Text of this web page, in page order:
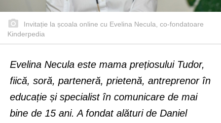
Invitație la școala online cu Evelina Necula, co-fondatoare
Kinderpedia
Evelina Necula este mama prețiosului Tudor,
fiică, soră, parteneră, prietenă, antreprenor în
educație și specialist în comunicare de mai
bine de 15 ani. A fondat alături de Daniel